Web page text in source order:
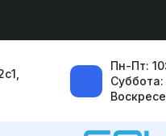
Пн-Пт: